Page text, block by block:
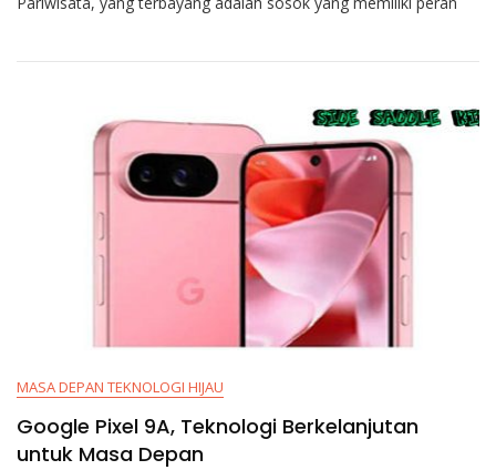
MASA DEPAN TEKNOLOGI HIJAU
Google Pixel 9A, Teknologi Berkelanjutan
untuk Masa Depan